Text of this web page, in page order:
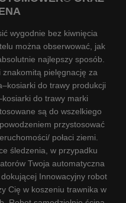
wygodnie bez kiwnięcia
można obserwować, jak
najlepszy sposób.
pielęgnację za
do trawy produkcji
do trawy marki
są do wszelkiego
przystosować
połaci ziemi.
śledzenia, w przypadku
Twoja automatyczna
Innowacyjny robot
Cię w koszeniu trawnika w